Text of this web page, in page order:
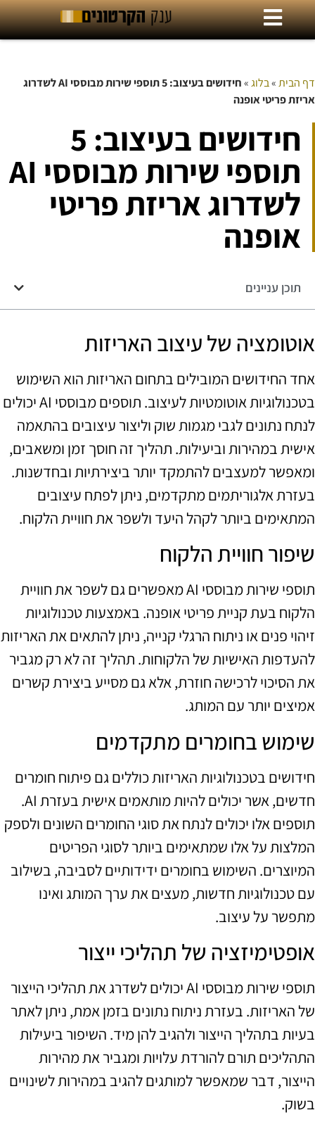
דף הבית»בלוג»
חידושים בעיצוב: 5 תוספי שירות מבוססי AI לשדרוג
אריזת פריטי אופנה
חידושים בעיצוב: 5
תוספי שירות מבוססי AI
לשדרוג אריזת פריטי
אופנה
תוכן עניינים
אוטומציה של עיצוב האריזות
אחד החידושים המובילים בתחום האריזות הוא השימוש
בטכנולוגיות אוטומטיות לעיצוב. תוספים מבוססי AI יכולים
לנתח נתונים לגבי מגמות שוק וליצור עיצובים בהתאמה
אישית במהירות וביעילות. תהליך זה חוסך זמן ומשאבים,
ומאפשר למעצבים להתמקד יותר ביצירתיות ובחדשנות.
בעזרת אלגוריתמים מתקדמים, ניתן לפתח עיצובים
המתאימים ביותר לקהל היעד ולשפר את חוויית הלקוח.
שיפור חוויית הלקוח
תוספי שירות מבוססי AI מאפשרים גם לשפר את חוויית
הלקוח בעת קניית פריטי אופנה. באמצעות טכנולוגיות
זיהוי פנים או ניתוח הרגלי קנייה, ניתן להתאים את האריזות
להעדפות האישיות של הלקוחות. תהליך זה לא רק מגביר
את הסיכוי לרכישה חוזרת, אלא גם מסייע ביצירת קשרים
אמיצים יותר עם המותג.
שימוש בחומרים מתקדמים
חידושים בטכנולוגיות האריזות כוללים גם פיתוח חומרים
חדשים, אשר יכולים להיות מותאמים אישית בעזרת AI.
תוספים אלו יכולים לנתח את סוגי החומרים השונים ולספק
המלצות על אלו שמתאימים ביותר לסוגי הפריטים
המיוצרים. השימוש בחומרים ידידותיים לסביבה, בשילוב
עם טכנולוגיות חדשות, מעצים את ערך המותג ואינו
מתפשר על עיצוב.
אופטימיזציה של תהליכי ייצור
תוספי שירות מבוססי AI יכולים לשדרג את תהליכי הייצור
של האריזות. בעזרת ניתוח נתונים בזמן אמת, ניתן לאתר
בעיות בתהליך הייצור ולהגיב להן מיד. השיפור ביעילות
התהליכים תורם להורדת עלויות ומגביר את מהירות
הייצור, דבר שמאפשר למותגים להגיב במהירות לשינויים
בשוק.